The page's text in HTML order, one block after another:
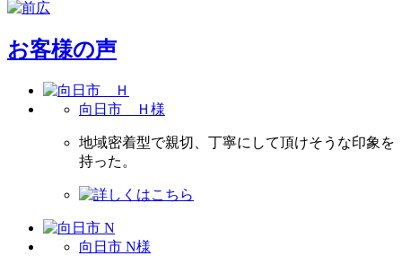
お客様の声
向日市 Ｈ様
地域密着型で親切、丁寧にして頂けそうな印象を
持った。
向日市 N様